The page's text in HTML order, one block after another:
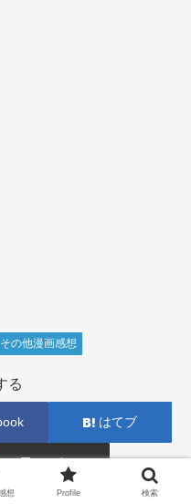
その他漫画感想
る
はてブ
コピー
想 Profile 検索